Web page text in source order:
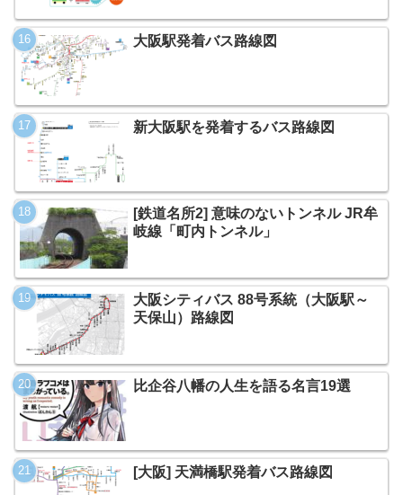
大阪駅発着バス路線図
新大阪駅を発着するバス路線図
[鉄道名所2] 意味のないトンネル JR牟
岐線「町内トンネル」
大阪シティバス 88号系統（大阪駅～
天保山）路線図
比企谷八幡の人生を語る名言19選
[大阪] 天満橋駅発着バス路線図